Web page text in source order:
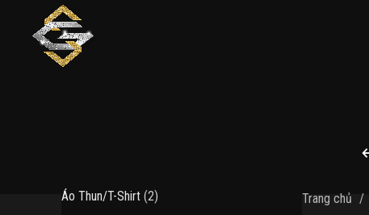
Áo Thun/T-Shirt 22
Trang chủ